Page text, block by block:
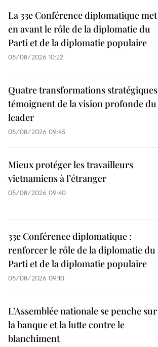
La 33e Conférence diplomatique met
en avant le rôle de la diplomatie du
Parti et de la diplomatie populaire
05/08/2026 10:22
Quatre transformations stratégiques
témoignent de la vision profonde du
leader
05/08/2026 09:45
Mieux protéger les travailleurs
vietnamiens à l’étranger
05/08/2026 09:40
33e Conférence diplomatique :
renforcer le rôle de la diplomatie du
Parti et de la diplomatie populaire
05/08/2026 09:10
L’Assemblée nationale se penche sur
la banque et la lutte contre le
blanchiment